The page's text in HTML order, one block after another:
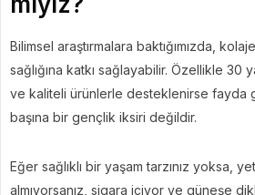
Bilimsel araştırmalara baktığımızda,
sağlığına katkı sağlayabilir. Özellikle 30
ve kaliteli ürünlerle desteklenirse fayda
başına bir gençlik iksiri değildir.
Eğer sağlıklı bir yaşam tarzınız yoksa,
almıyorsanız, sigara içiyor ve güneşe